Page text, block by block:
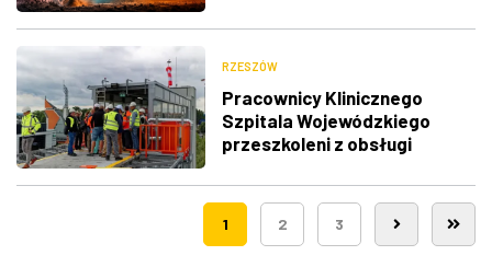
RZESZÓW
Pracownicy Klinicznego
Szpitala Wojewódzkiego
przeszkoleni z obsługi
śmigłowców LPR
1 2 3